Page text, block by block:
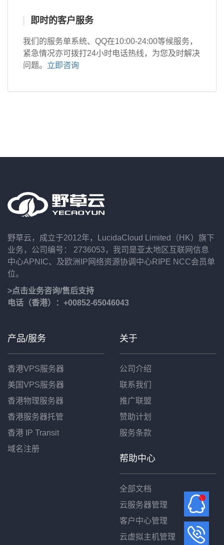
即时的客户服务
我们的服务单系统、QQ在10:00-24:00等候服务，
紧急情况亦可拨打24小时电话热线，为您及时解决
问题。 立即咨询
野草云，成立于2012年，LucidaCloud Limited（HK）旗下
业务，公司编号： 2736053，我司是亚太地区互联网信息
中心APNIC、及欧洲IP网络资源协调中心RIPE NCC会员单
位。
>点击业务咨询/售后支持
电话（香港）：+00852-65046043
产品/服务
香港VPS服务器
美国VPS服务器
香港物理服务器
香港服务器托管
香港 IP Transit
域名注册
关于
公司介绍
联系我们
推广联盟
赞助计划
服务条款
帮助中心
全部文档
云服务器管理
客户中心管理
云虚拟主机管理